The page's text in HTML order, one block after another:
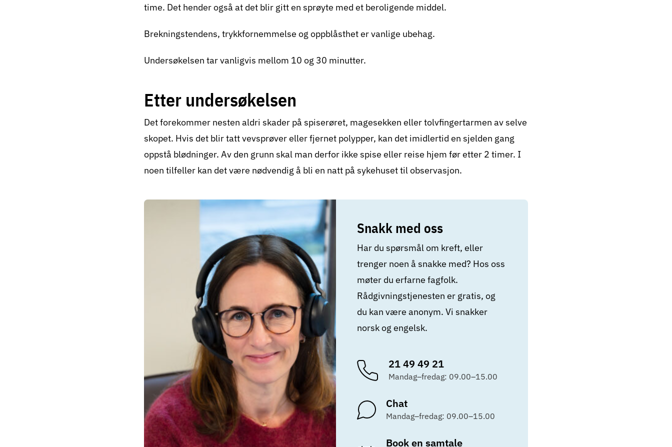
time. Det hender også at det blir gitt en sprøyte med et beroligende middel.
Brekningstendens, trykkfornemmelse og oppblåsthet er vanlige ubehag.
Undersøkelsen tar vanligvis mellom 10 og 30 minutter.
Etter undersøkelsen
Det forekommer nesten aldri skader på spiserøret, magesekken eller tolvfingertarmen av selve
skopet. Hvis det blir tatt vevsprøver eller fjernet polypper, kan det imidlertid en sjelden gang
oppstå blødninger. Av den grunn skal man derfor ikke spise eller reise hjem før etter 2 timer. I
noen tilfeller kan det være nødvendig å bli en natt på sykehuset til observasjon.
Snakk med oss
Har du spørsmål om kreft, eller
trenger noen å snakke med? Hos oss
møter du erfarne fagfolk.
Rådgivningstjenesten er gratis, og
du kan være anonym. Vi snakker
norsk og engelsk.
21 49 49 21
Mandag–fredag: 09.00–15.00
Chat
Mandag–fredag: 09.00–15.00
Book en samtale